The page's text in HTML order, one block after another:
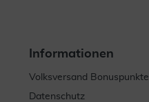
Informationen
Volksversand Bonuspunkte
Datenschutz